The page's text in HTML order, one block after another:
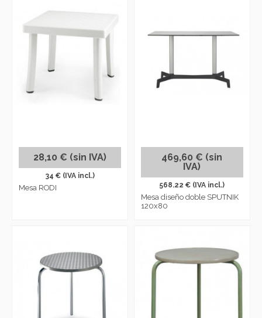
28,10 € (sin IVA)
34 € (IVA incl.)
Mesa RODI
469,60 € (sin
IVA)
568.22 € (IVA incl.)
Mesa diseño doble SPUTNIK
120x80